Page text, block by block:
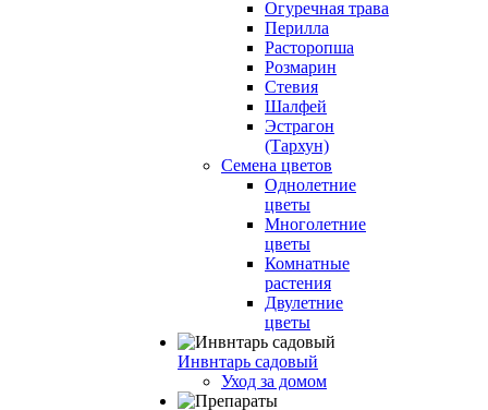
Огуречная трава
Перилла
Расторопша
Розмарин
Стевия
Шалфей
Эстрагон
(Тархун)
Семена цветов
Однолетние
цветы
Многолетние
цветы
Комнатные
растения
Двулетние
цветы
Инвнтарь садовый
Уход за домом